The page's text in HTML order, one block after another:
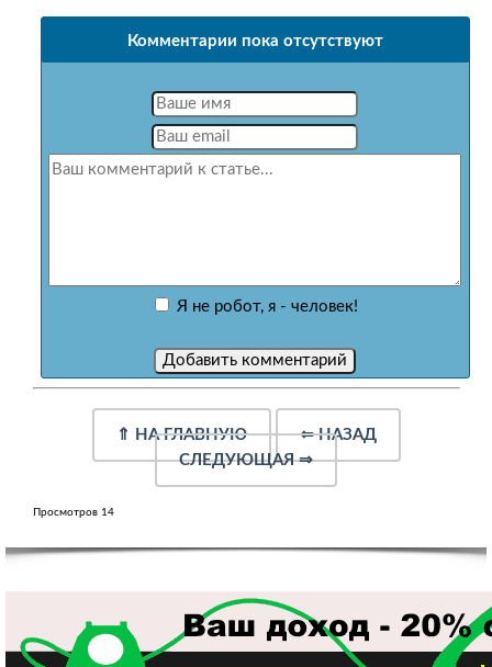
Комментарии пока отсутствуют
Я не робот, я - человек!
⇑ НА ГЛАВНУЮ ⇐НАЗАД
СЛЕДУЮЩАЯ⇒
Просмотров 14